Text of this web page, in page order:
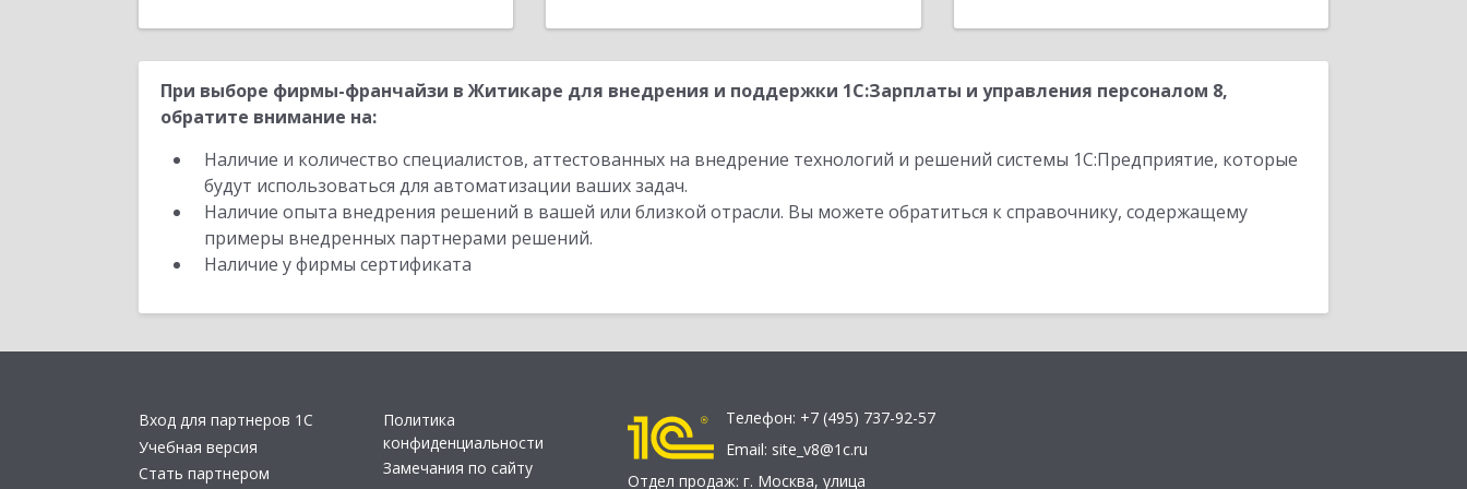
При выборе фирмы-франчайзи в Житикаре для внедрения и поддержки 1С:Зарплаты и управления персоналом 8,
обратите внимание на:
Наличие и количество специалистов, аттестованных на внедрение технологий и решений системы 1С:Предприятие, которые
будут использоваться для автоматизации ваших задач.
Наличие опыта внедрения решений в вашей или близкой отрасли. Вы можете обратиться к справочнику, содержащему
примеры внедренных партнерами решений.
Наличие у фирмы сертификата
Вход для партнеров 1С
Учебная версия
Стать партнером
Политика
конфиденциальности
Замечания по сайту
Телефон: +7 (495) 737-92-57
Email: site_v8@1c.ru
Отдел продаж: г. Москва, улица